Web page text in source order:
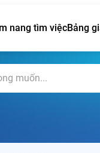
nang tìm việcBảng